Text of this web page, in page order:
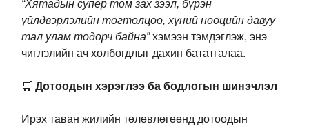
“Хятадын супер том зах зээл, бүрэн
үйлдвэрлэлийн тогтолцоо, хүний нөөцийн давуу
тал улам тодорч байна”хэмээн тэмдэглэж, энэ
чиглэлийн ач холбогдлыг дахин бататгалаа.
🛒 Дотоодын хэрэглээ ба бодлогын шинэчлэл
Ирэх таван жилийн төлөвлөгөөнд дотоодын